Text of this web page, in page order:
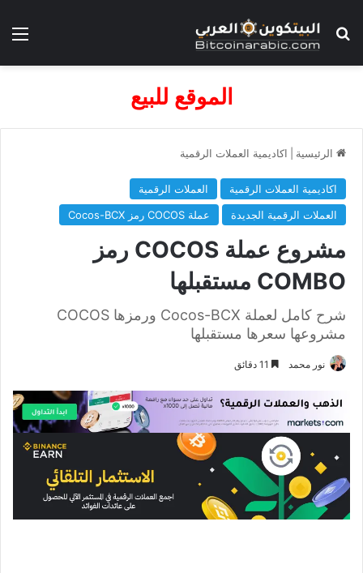
بحث عن
الموقع للبيع
الرئيسية اكاديمية العملات الرقمية
اكاديمية العملات الرقمية
العملات الرقمية
العملات الرقمية الجديدة
عملة COCOS رمز Cocos-BCX
مشروع عملة COCOS رمز
COMBO مستقبلها
شرح كامل لعملة Cocos-BCX ورمزها COCOS
مشروعها سعرها مستقبلها
نور محمد